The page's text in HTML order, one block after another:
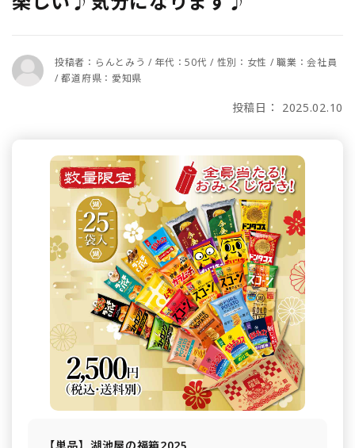
投稿者：らんとみう / 年代：50代 / 性別：女性 / 職業：会社員
/ 都道府県：愛知県
投稿日： 2025.02.10